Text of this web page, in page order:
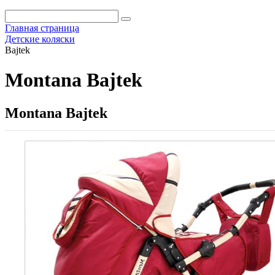
Главная страница
Детские коляски
Bajtek
Montana Bajtek
Montana Bajtek